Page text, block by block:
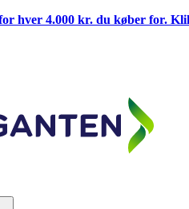
hver 4.000 kr. du køber for.